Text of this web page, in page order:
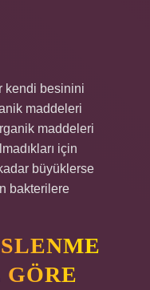
kendi besinini
maddeleri
maddeleri
için
büyüklerse
bakterilere